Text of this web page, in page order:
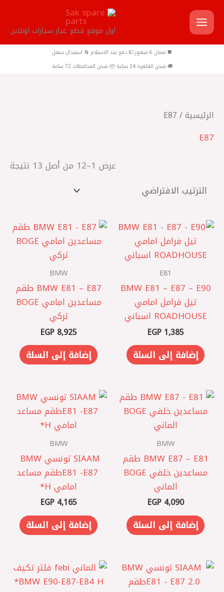
تخطي
إلى
المحتوى
اول موقع قطع غيار سيارات اونلاين
🛡️ ضمان 6 شهور 💵 دفع عند الاستلام 🔄 استبدال سهل
🚚 شحن القاهرة 24 ساعة 📦 شحن المحافظات 72 ساعة
الرئيسية/ E87
E87
عرض 1–12 من أصل 13 نتيجة
E81
BMW E81 – E87 – E90
تيل فرامل امامي
ROADHOUSE اسباني
EGP1,385
إضافة إلى السلة
BMW
BMW E81 – E87 طقم
مساعدين امامي BOGE
تركي
EGP8,925
إضافة إلى السلة
BMW
BMW E87 – E81 طقم
مساعدين خلفي BOGE
الماني
EGP4,090
إضافة إلى السلة
BMW
SIAAM تونسي ‎ BMW
E81 -E87 ‎طقم مساعد
امامي H*
EGP4,165
إضافة إلى السلة